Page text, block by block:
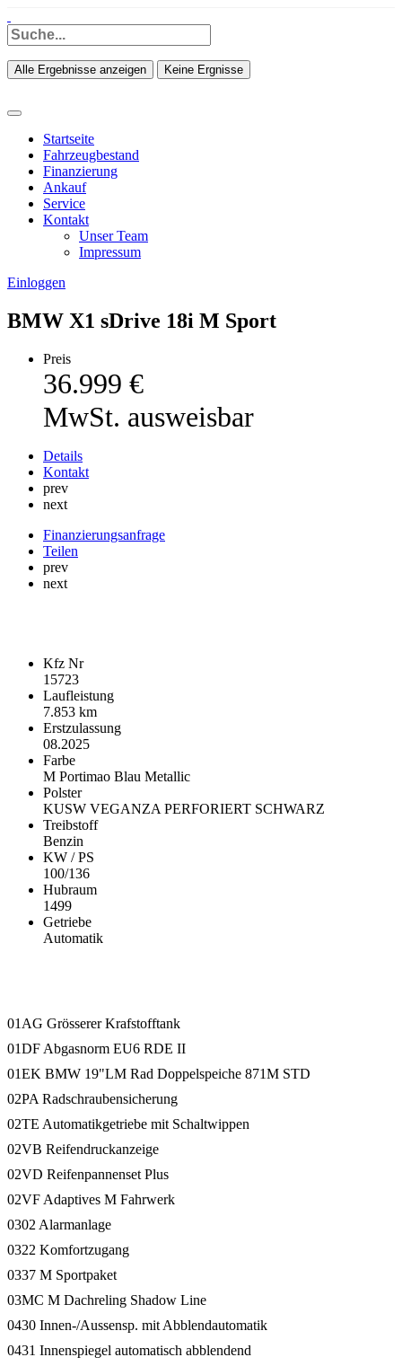
Alle Ergebnisse anzeigen Keine Ergnisse
Startseite
Fahrzeugbestand
Finanzierung
Ankauf
Service
Kontakt
Unser Team
Impressum
Einloggen
BMW X1 sDrive 18i M Sport
Preis
36.999 €
MwSt. ausweisbar
Details
Kontakt
prev
next
Finanzierungsanfrage
Teilen
prev
next
Kfz Nr
15723
Laufleistung
7.853 km
Erstzulassung
08.2025
Farbe
M Portimao Blau Metallic
Polster
KUSW VEGANZA PERFORIERT SCHWARZ
Treibstoff
Benzin
KW / PS
100/136
Hubraum
1499
Getriebe
Automatik
01AG Grösserer Krafstofftank
01DF Abgasnorm EU6 RDE II
01EK BMW 19"LM Rad Doppelspeiche 871M STD
02PA Radschraubensicherung
02TE Automatikgetriebe mit Schaltwippen
02VB Reifendruckanzeige
02VD Reifenpannenset Plus
02VF Adaptives M Fahrwerk
0302 Alarmanlage
0322 Komfortzugang
0337 M Sportpaket
03MC M Dachreling Shadow Line
0430 Innen-/Aussensp. mit Abblendautomatik
0431 Innenspiegel automatisch abblendend